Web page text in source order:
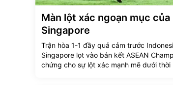
Màn lột xác ngoạn mục
Singapore
Trận hòa 1-1 đầy quả cảm trước
Singapore lọt vào bán kết ASEAN
chứng cho sự lột xác mạnh mẽ dưới thời